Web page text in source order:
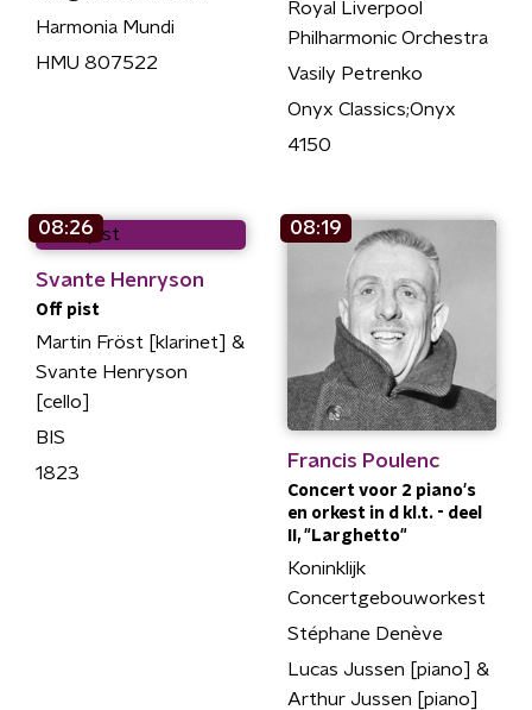
Harmonia Mundi
HMU 807522
Royal Liverpool
Philharmonic Orchestra
Vasily Petrenko
Onyx Classics;Onyx
4150
08:26
Svante Henryson
Off pist
Martin Fröst [klarinet] &
Svante Henryson
[cello]
BIS
1823
08:19
Francis Poulenc
Concert voor 2 piano's
en orkest in d kl.t. - deel
II, "Larghetto"
Koninklijk
Concertgebouworkest
Stéphane Denève
Lucas Jussen [piano] &
Arthur Jussen [piano]